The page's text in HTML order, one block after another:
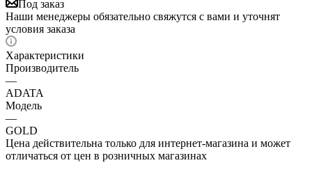
Под заказ
Наши менеджеры обязательно свяжутся с вами и уточнят
условия заказа
Характеристики
Производитель
—
ADATA
Модель
—
GOLD
Цена действительна только для интернет-магазина и может
отличаться от цен в розничных магазинах